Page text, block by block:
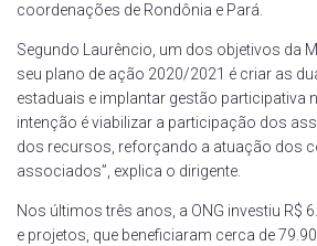
coordenações de Rondônia e Pará.
Segundo Laurêncio, um dos objetivos da
seu plano de ação 2020/2021 é criar as
estaduais e implantar gestão participativa
intenção é viabilizar a participação dos
dos recursos, reforçando a atuação dos
associados”, explica o dirigente.
Nos últimos três anos, a ONG investiu R$
e projetos, que beneficiaram cerca de